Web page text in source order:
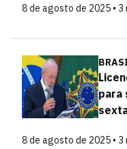
8 de agosto de 2025 • 3
para
8 de agosto de 2025 • 3